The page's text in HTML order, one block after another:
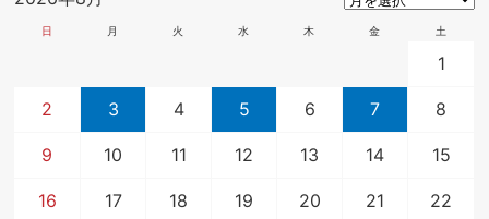
日 月 火 水 木 金 土
1
2 3 4 5 6 7 8
9 10 11 12 13 14 15
16 17 18 19 20 21 22